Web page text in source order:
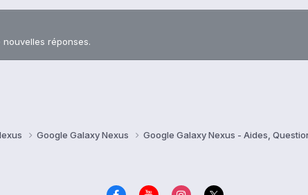
réponses.
Google Galaxy Nexus
Google Galaxy Nexus - Aides,